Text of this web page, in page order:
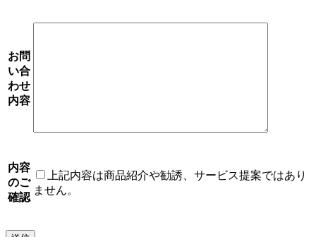
お問
い合
わせ
内容
内容
のご
確認
上記内容は商品紹介や勧誘、サービス提案ではあり
ません。